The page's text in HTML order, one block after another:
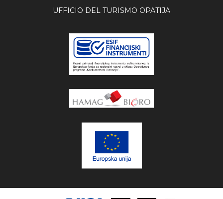
UFFICIO DEL TURISMO OPATIJA